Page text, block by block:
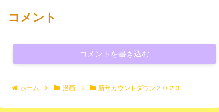
コメント
コメントを書き込む
ホーム 漫画 新年カウントダウン２０２３